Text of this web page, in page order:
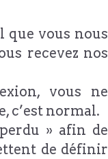
que vous nous
recevez nos
vous ne
c’est normal.
» afin de
de définir